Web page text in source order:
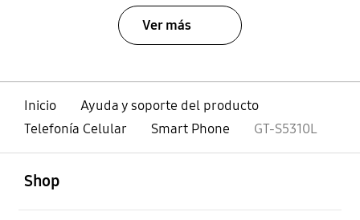
Ver más
Inicio
Ayuda y soporte del producto
Telefonía Celular
Smart Phone GT-S5310L
Shop